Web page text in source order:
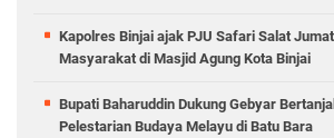
Kapolres Binjai ajak PJU Safari Salat
Masyarakat di Masjid Agung Kota Binjai
Bupati Baharuddin Dukung Gebyar
Pelestarian Budaya Melayu di Batu Bara